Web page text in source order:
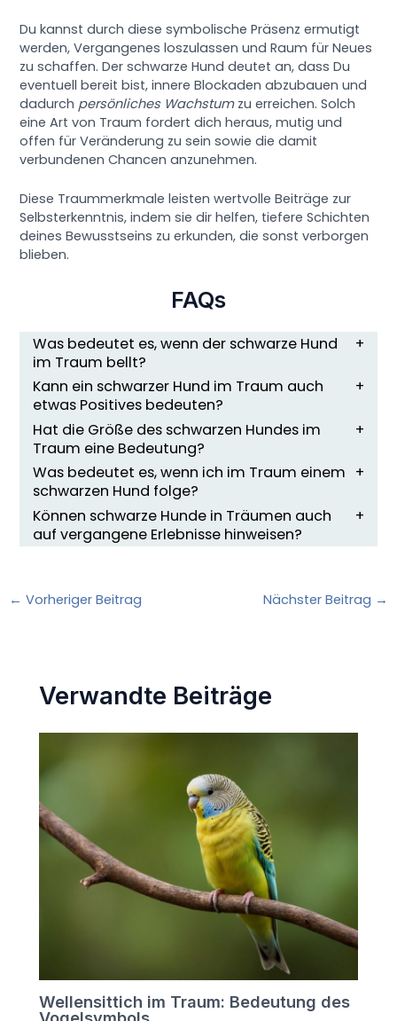
Du kannst durch diese symbolische Präsenz ermutigt
werden, Vergangenes loszulassen und Raum für Neues
zu schaffen. Der schwarze Hund deutet an, dass Du
eventuell bereit bist, innere Blockaden abzubauen und
dadurch persönliches Wachstumzu erreichen. Solch
eine Art von Traum fordert dich heraus, mutig und
offen für Veränderung zu sein sowie die damit
verbundenen Chancen anzunehmen.
Diese Traummerkmale leisten wertvolle Beiträge zur
Selbsterkenntnis, indem sie dir helfen, tiefere Schichten
deines Bewusstseins zu erkunden, die sonst verborgen
blieben.
FAQs
Was bedeutet es, wenn der schwarze Hund
im Traum bellt?
Kann ein schwarzer Hund im Traum auch
etwas Positives bedeuten?
Hat die Größe des schwarzen Hundes im
Traum eine Bedeutung?
Was bedeutet es, wenn ich im Traum einem
schwarzen Hund folge?
Können schwarze Hunde in Träumen auch
auf vergangene Erlebnisse hinweisen?
← Vorheriger Beitrag Nächster Beitrag →
Verwandte Beiträge
Wellensittich im Traum: Bedeutung des